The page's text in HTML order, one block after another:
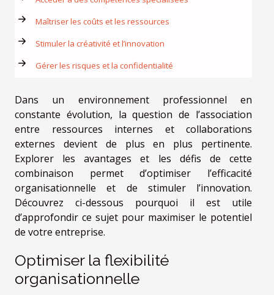
Maîtriser les coûts et les ressources
Stimuler la créativité et l’innovation
Gérer les risques et la confidentialité
Dans un environnement professionnel en
constante évolution, la question de l’association
entre ressources internes et collaborations
externes devient de plus en plus pertinente.
Explorer les avantages et les défis de cette
combinaison permet d’optimiser l’efficacité
organisationnelle et de stimuler l’innovation.
Découvrez ci-dessous pourquoi il est utile
d’approfondir ce sujet pour maximiser le potentiel
de votre entreprise.
Optimiser la flexibilité
organisationnelle